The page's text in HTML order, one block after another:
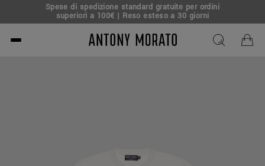
Spese di spedizione standard gratuite per ordini
superiori a 100€ | Reso esteso a 30 giorni
Antony Morato - Official